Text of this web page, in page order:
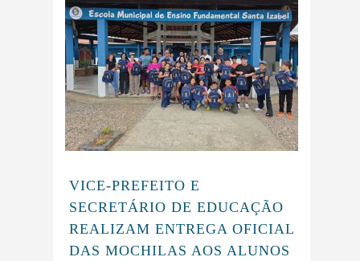
VICE-PREFEITO E
SECRETÁRIO DE EDUCAÇÃO
REALIZAM ENTREGA OFICIAL
DAS MOCHILAS AOS ALUNOS